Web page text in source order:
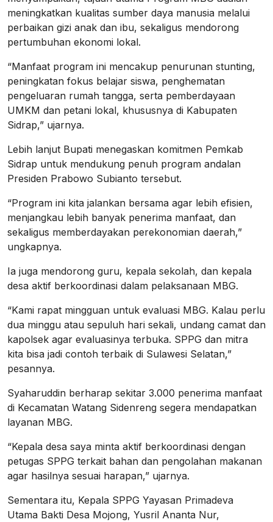
meningkatkan kualitas sumber daya manusia melalui
perbaikan gizi anak dan ibu, sekaligus mendorong
pertumbuhan ekonomi lokal.
“Manfaat program ini mencakup penurunan stunting,
peningkatan fokus belajar siswa, penghematan
pengeluaran rumah tangga, serta pemberdayaan
UMKM dan petani lokal, khususnya di Kabupaten
Sidrap,” ujarnya.
Lebih lanjut Bupati menegaskan komitmen Pemkab
Sidrap untuk mendukung penuh program andalan
Presiden Prabowo Subianto tersebut.
“Program ini kita jalankan bersama agar lebih efisien,
menjangkau lebih banyak penerima manfaat, dan
sekaligus memberdayakan perekonomian daerah,”
ungkapnya.
Ia juga mendorong guru, kepala sekolah, dan kepala
desa aktif berkoordinasi dalam pelaksanaan MBG.
“Kami rapat mingguan untuk evaluasi MBG. Kalau perlu
dua minggu atau sepuluh hari sekali, undang camat dan
kapolsek agar evaluasinya terbuka. SPPG dan mitra
kita bisa jadi contoh terbaik di Sulawesi Selatan,”
pesannya.
Syaharuddin berharap sekitar 3.000 penerima manfaat
di Kecamatan Watang Sidenreng segera mendapatkan
layanan MBG.
“Kepala desa saya minta aktif berkoordinasi dengan
petugas SPPG terkait bahan dan pengolahan makanan
agar hasilnya sesuai harapan,” ujarnya.
Sementara itu, Kepala SPPG Yayasan Primadeva
Utama Bakti Desa Mojong, Yusril Ananta Nur,